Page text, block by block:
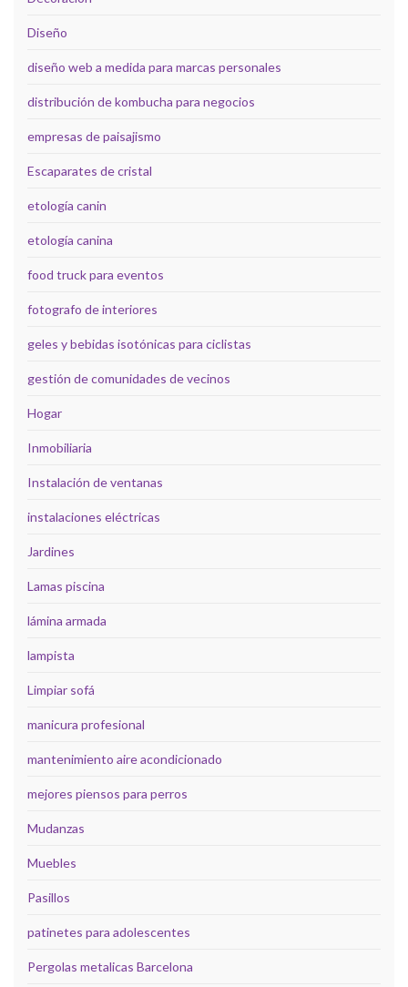
Diseño
diseño web a medida para marcas personales
distribución de kombucha para negocios
empresas de paisajismo
Escaparates de cristal
etología canin
etología canina
food truck para eventos
fotografo de interiores
geles y bebidas isotónicas para ciclistas
gestión de comunidades de vecinos
Hogar
Inmobiliaria
Instalación de ventanas
instalaciones eléctricas
Jardines
Lamas piscina
lámina armada
lampista
Limpiar sofá
manicura profesional
mantenimiento aire acondicionado
mejores piensos para perros
Mudanzas
Muebles
Pasillos
patinetes para adolescentes
Pergolas metalicas Barcelona